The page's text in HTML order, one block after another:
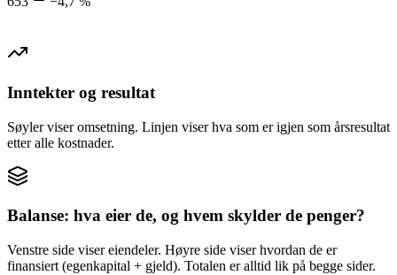
Inntekter og resultat
Søyler viser omsetning. Linjen viser hva som er igjen som årsresultat
etter alle kostnader.
Balanse: hva eier de, og hvem skylder de penger?
Venstre side viser eiendeler. Høyre side viser hvordan de er
finansiert (egenkapital + gjeld). Totalen er alltid lik på begge sider.